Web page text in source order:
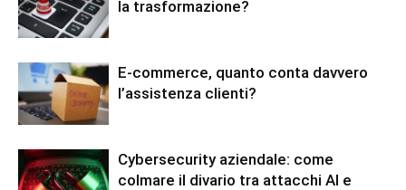
la trasformazione?
E-commerce, quanto conta davvero
l’assistenza clienti?
Cybersecurity aziendale: come
colmare il divario tra attacchi AI e